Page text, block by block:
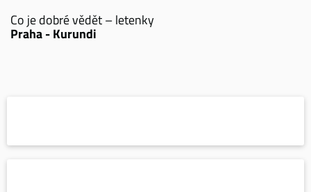
Co je dobré vědět – letenky
Praha - Kurundi